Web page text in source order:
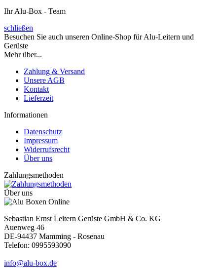
Ihr Alu-Box - Team
schließen
Besuchen Sie auch unseren Online-Shop für Alu-Leitern und
Gerüste
Mehr über...
Zahlung & Versand
Unsere AGB
Kontakt
Lieferzeit
Informationen
Datenschutz
Impressum
Widerrufsrecht
Über uns
Zahlungsmethoden
Über uns
Sebastian Ernst Leitern Gerüste GmbH & Co. KG
Auenweg 46
DE-94437 Mamming - Rosenau
Telefon: 0995593090
info@alu-box.de